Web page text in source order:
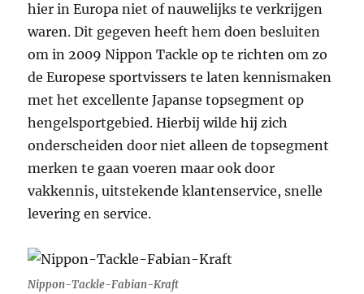
hier in Europa niet of nauwelijks te verkrijgen
waren. Dit gegeven heeft hem doen besluiten
om in 2009 Nippon Tackle op te richten om zo
de Europese sportvissers te laten kennismaken
met het excellente Japanse topsegment op
hengelsportgebied. Hierbij wilde hij zich
onderscheiden door niet alleen de topsegment
merken te gaan voeren maar ook door
vakkennis, uitstekende klantenservice, snelle
levering en service.
Nippon-Tackle-Fabian-Kraft